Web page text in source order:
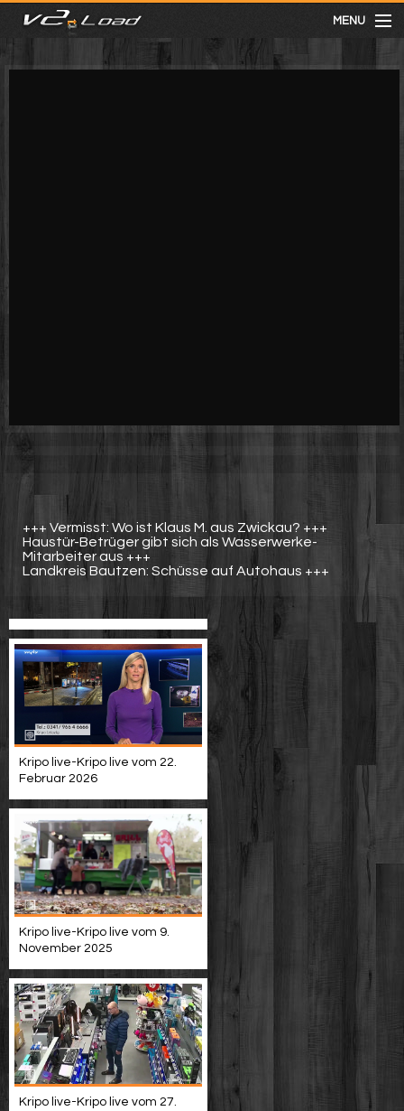
MENU
meist gesehen
+++ Vermisst: Wo ist Klaus M. aus Zwickau? +++
Haustür-Betrüger gibt sich als Wasserwerke-
Mitarbeiter aus +++
Landkreis Bautzen: Schüsse auf Autohaus +++
Kripo live-Kripo live vom 22.
Februar 2026
Kripo live-Kripo live vom 9.
November 2025
Kripo live-Kripo live vom 27.